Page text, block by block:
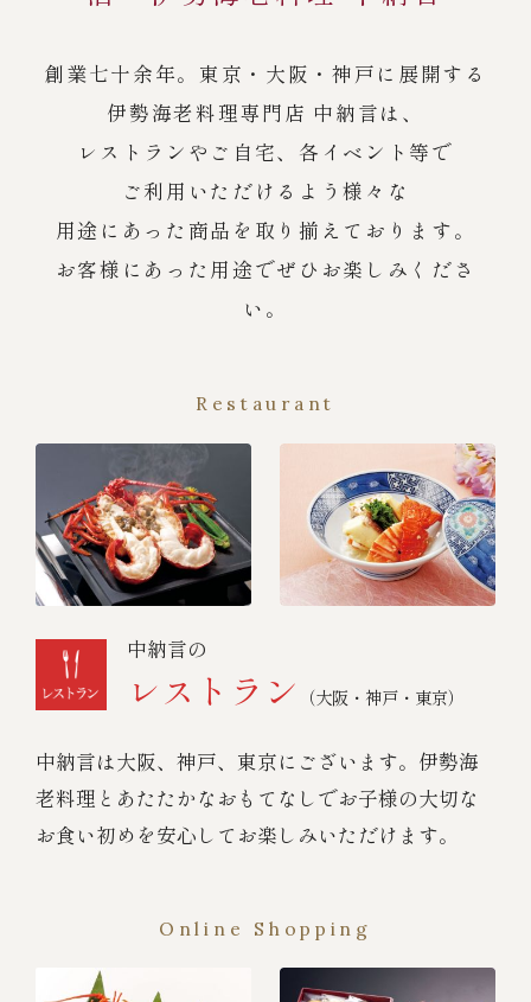
創業七十余年。東京・大阪・神戸に展開する
伊勢海老料理専門店 中納言は、
レストランやご自宅、各イベント等で
ご利用いただけるよう様々な
用途にあった商品を取り揃えております。
お客様にあった用途でぜひお楽しみくださ
い。
Restaurant
中納言の
レストラン （大阪・神戸・東京）
中納言は大阪、神戸、東京にございます。伊勢海
老料理とあたたかなおもてなしでお子様の大切な
お食い初めを安心してお楽しみいただけます。
Online Shopping